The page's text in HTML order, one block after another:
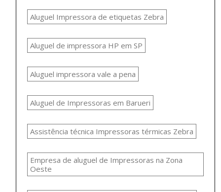
Aluguel Impressora de etiquetas Zebra
Aluguel de impressora HP em SP
Aluguel impressora vale a pena
Aluguel de Impressoras em Barueri
Assistência técnica Impressoras térmicas Zebra
Empresa de aluguel de Impressoras na Zona
Oeste